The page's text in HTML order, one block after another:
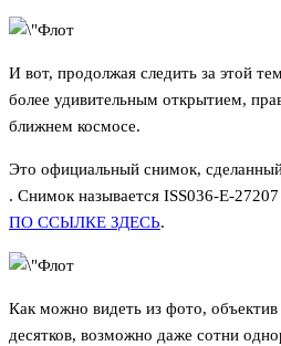
И вот, продолжая следить за этой
более удивительным открытием,
ближнем космосе.
Это официальный снимок,
. Снимок называется ISS036-E-
ПО ССЫЛКЕ ЗДЕСЬ.
Как можно видеть из фото, объектив
десятков, возможно даже сотни